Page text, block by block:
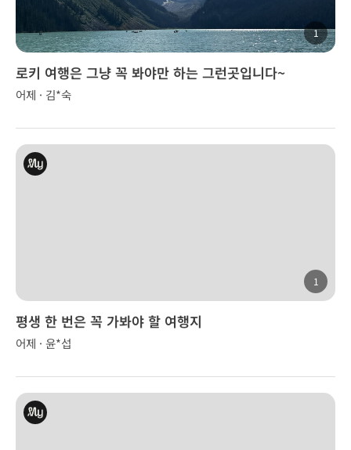
1
로키 여행은 그냥 꼭 봐야만 하는 그런곳입니다~
어제 · 김*숙
1
평생 한 번은 꼭 가봐야 할 여행지
어제 · 윤*섭